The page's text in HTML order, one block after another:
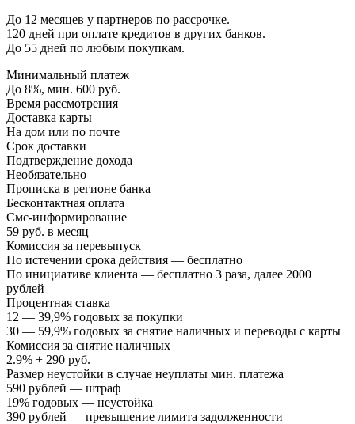
До 12 месяцев у партнеров по рассрочке.
120 дней при оплате кредитов в других банков.
До 55 дней по любым покупкам.
Минимальный платеж
До 8%, мин. 600 руб.
Время рассмотрения
Доставка карты
На дом или по почте
Срок доставки
Подтверждение дохода
Необязательно
Прописка в регионе банка
Бесконтактная оплата
Смс-информирование
59 руб. в месяц
Комиссия за перевыпуск
По истечении срока действия — бесплатно
По инициативе клиента — бесплатно 3 раза, далее 2000
рублей
Процентная ставка
12 — 39,9% годовых за покупки
30 — 59,9% годовых за снятие наличных и переводы с карты
Комиссия за снятие наличных
2.9% + 290 руб.
Размер неустойки в случае неуплаты мин. платежа
590 рублей — штраф
19% годовых — неустойка
390 рублей — превышение лимита задолженности